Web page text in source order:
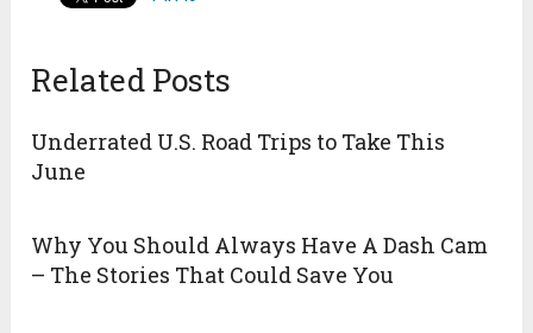
Related Posts
Underrated U.S. Road Trips to Take This
June
Why You Should Always Have A Dash Cam
– The Stories That Could Save You